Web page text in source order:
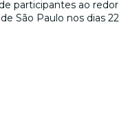
participantes ao redor
São Paulo nos dias 22